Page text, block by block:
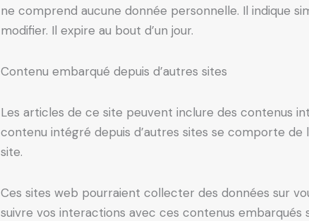
ne comprend aucune donnée personnelle. Il indique
modifier. Il expire au bout d’un jour.
Contenu embarqué depuis d’autres sites
Les articles de ce site peuvent inclure des contenus
contenu intégré depuis d’autres sites se comporte
site.
Ces sites web pourraient collecter des données sur
suivre vos interactions avec ces contenus